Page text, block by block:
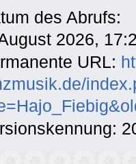
des Abrufs:
2026,
URL: